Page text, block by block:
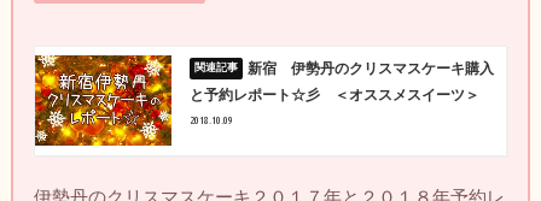
新宿 伊勢丹のクリスマスケーキ購入
と予約レポート☆彡 ＜オススメスイーツ＞
2018.10.09
伊勢丹のクリスマスケーキ２０１７年と２０１８年予約レ